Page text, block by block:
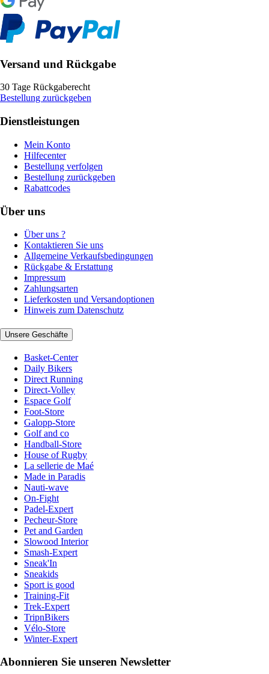
Versand und Rückgabe
30 Tage Rückgaberecht
Bestellung zurückgeben
Dienstleistungen
Mein Konto
Hilfecenter
Bestellung verfolgen
Bestellung zurückgeben
Rabattcodes
Über uns
Über uns ?
Kontaktieren Sie uns
Allgemeine Verkaufsbedingungen
Rückgabe & Erstattung
Impressum
Zahlungsarten
Lieferkosten und Versandoptionen
Hinweis zum Datenschutz
Unsere Geschäfte
Basket-Center
Daily Bikers
Direct Running
Direct-Volley
Espace Golf
Foot-Store
Galopp-Store
Golf and co
Handball-Store
House of Rugby
La sellerie de Maé
Made in Paradis
Nauti-wave
On-Fight
Padel-Expert
Pecheur-Store
Pet and Garden
Slowood Interior
Smash-Expert
Sneak'In
Sneakids
Sport is good
Training-Fit
Trek-Expert
TripnBikers
Vélo-Store
Winter-Expert
Abonnieren Sie unseren Newsletter